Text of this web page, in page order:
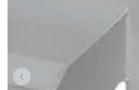
Войти